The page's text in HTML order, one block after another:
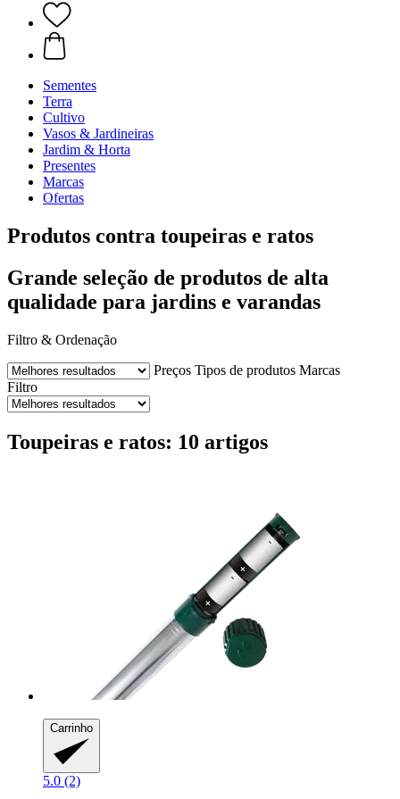
Sementes
Terra
Cultivo
Vasos & Jardineiras
Jardim & Horta
Presentes
Marcas
Ofertas
Produtos contra toupeiras e ratos
Grande seleção de produtos de alta
qualidade para jardins e varandas
Filtro & Ordenação
Preços Tipos de produtos Marcas
Filtro
Toupeiras e ratos: 10 artigos
Carrinho
5.0 (2)